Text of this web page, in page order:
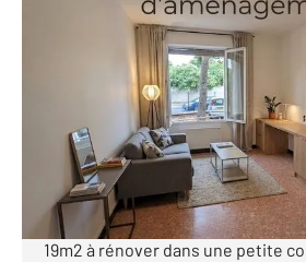
MONTPELLIER 34
, 1 pièce
Ref : 37238
Appartement Studio à
82 000 €
PRES D'ARENES ! Votre agence
Eurogestrim vous propose à la
19m2 à rénover dans une petite